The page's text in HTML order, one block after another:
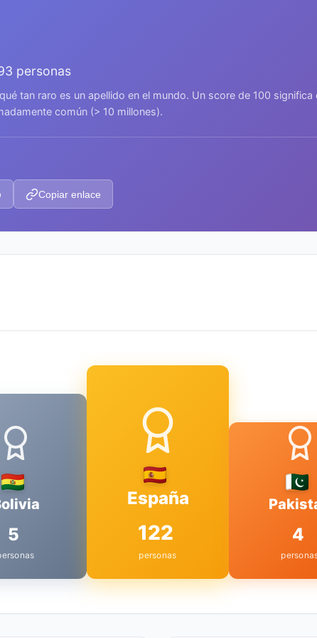
personas
tan raro es un apellido en el mundo. Un score de 100
común (> 10 millones).
Copiar enlace
5
España
122
personas
4